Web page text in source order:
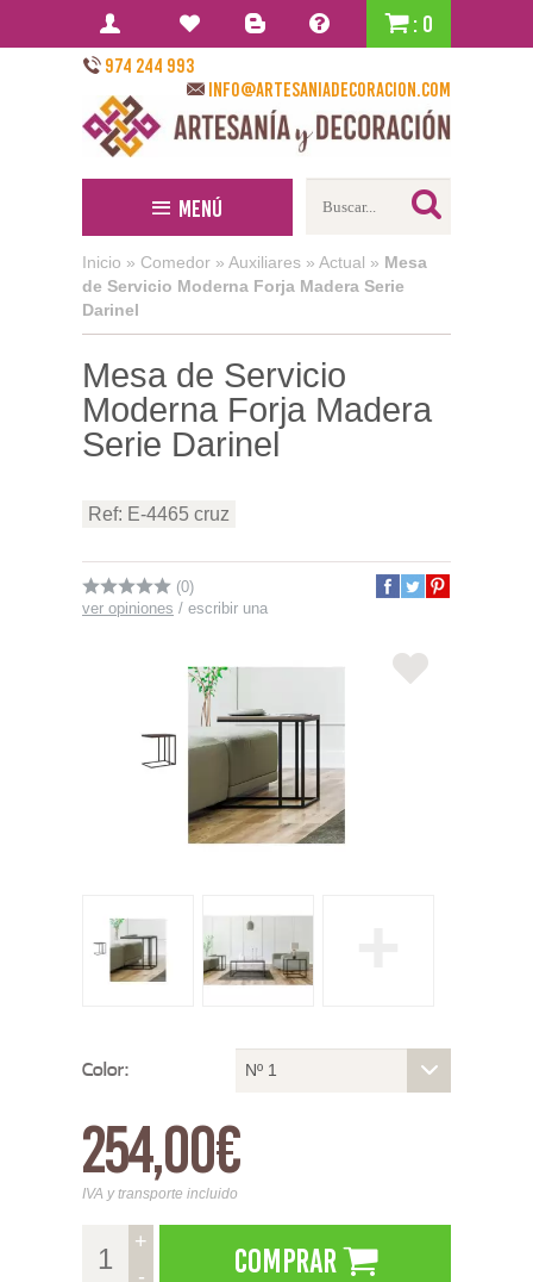
: 0
974 244 993
info@artesaniadecoracion.com
Menú
Inicio » Comedor » Auxiliares » Actual » Mesa
de Servicio Moderna Forja Madera Serie
Darinel
Mesa de Servicio
Moderna Forja Madera
Serie Darinel
Ref: E-4465 cruz
(0)
ver opiniones / escribir una
Color: Nº 1
254,00€
IVA y transporte incluido
+
-
Comprar